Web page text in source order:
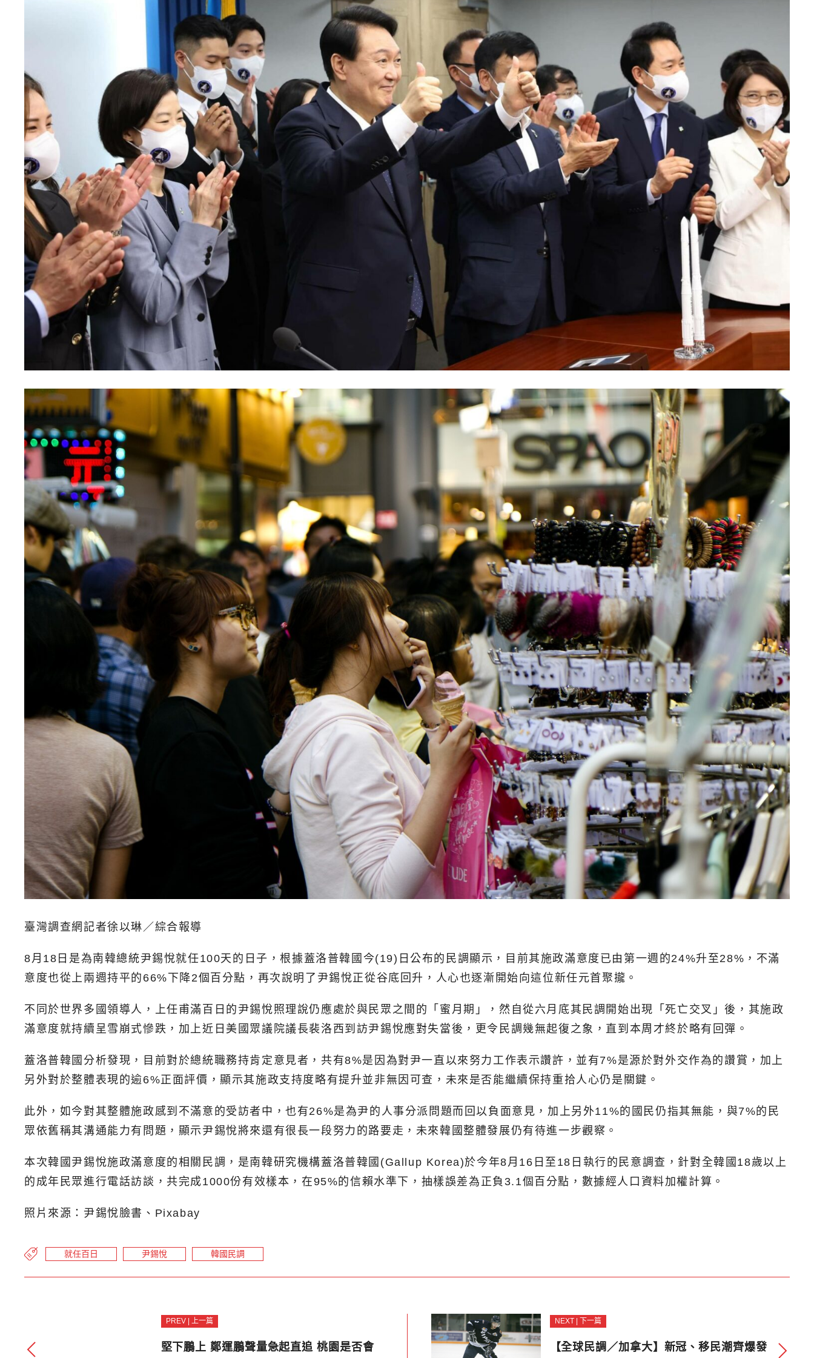
臺灣調查網記者徐以琳／綜合報導
8月18日是為南韓總統尹錫悅就任100天的日子，根據蓋洛普韓國今(19)日公布的民調顯示，目前其施政滿意度已由第一週的24%升至28%，不滿
意度也從上兩週持平的66%下降2個百分點，再次說明了尹錫悅正從谷底回升，人心也逐漸開始向這位新任元首聚攏。
不同於世界多國領導人，上任甫滿百日的尹錫悅照理說仍應處於與民眾之間的「蜜月期」，然自從六月底其民調開始出現「死亡交叉」後，其施政
滿意度就持續呈雪崩式慘跌，加上近日美國眾議院議長裴洛西到訪尹錫悅應對失當後，更令民調幾無起復之象，直到本周才終於略有回彈。
蓋洛普韓國分析發現，目前對於總統職務持肯定意見者，共有8%是因為對尹一直以來努力工作表示讚許，並有7%是源於對外交作為的讚賞，加上
另外對於整體表現的逾6%正面評價，顯示其施政支持度略有提升並非無因可查，未來是否能繼續保持重拾人心仍是關鍵。
此外，如今對其整體施政感到不滿意的受訪者中，也有26%是為尹的人事分派問題而回以負面意見，加上另外11%的國民仍指其無能，與7%的民
眾依舊稱其溝通能力有問題，顯示尹錫悅將來還有很長一段努力的路要走，未來韓國整體發展仍有待進一步觀察。
本次韓國尹錫悅施政滿意度的相關民調，是南韓研究機構蓋洛普韓國(Gallup Korea)於今年8月16日至18日執行的民意調查，針對全韓國18歲以上
的成年民眾進行電話訪談，共完成1000份有效樣本，在95%的信賴水準下，抽樣誤差為正負3.1個百分點，數據經人口資料加權計算。
照片來源：尹錫悅臉書、Pixabay
就任百日 尹錫悅 韓國民調
PREV | 上一篇
堅下鵬上 鄭運鵬聲量急起直追 桃園是否會
NEXT | 下一篇
【全球民調／加拿大】新冠、移民潮齊爆發